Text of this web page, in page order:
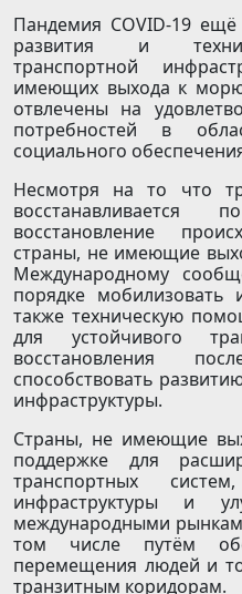
Пандемия COVID-19
развития и
транспортной
имеющих выхода к
отвлечены на
потребностей в
социального
Несмотря на то что
восстановление
страны, не имеющие
Международному
порядке мобилизовать
также техническую
для устойчивого
восстановления
способствовать
инфраструктуры.
Страны, не имеющие
поддержке для
транспортных
инфраструктуры и
международными
том числе путём
перемещения людей и
транзитным коридорам.